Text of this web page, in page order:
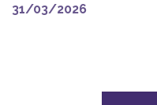
31/03/2026